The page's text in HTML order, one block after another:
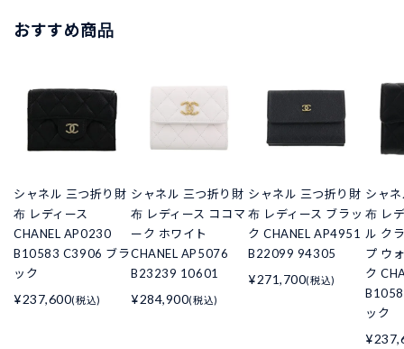
おすすめ商品
シャネル 三つ折り財
布 レディース
CHANEL AP0230
B10583 C3906 ブラ
ック
¥237,600(税込)
シャネル 三つ折り財
布 レディース ココマ
ーク ホワイト
CHANEL AP5076
B23239 10601
¥284,900(税込)
シャネル 三つ折り財
布 レディース ブラッ
ク CHANEL AP4951
B22099 94305
¥271,700(税込)
シャ
布 レ
ル ク
プ ウ
ク
ック